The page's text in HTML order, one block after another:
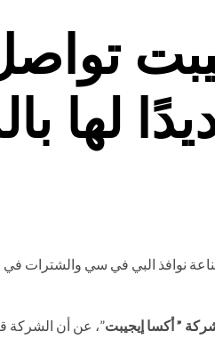
لها
نوافذ البي في سي والشترات في
” أكسا إيجيبت”، عن أن الشركة